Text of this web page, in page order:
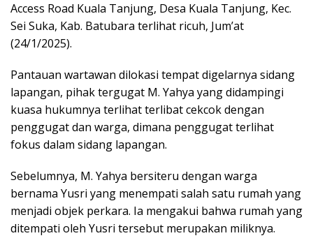
Access Road Kuala Tanjung, Desa Kuala Tanjung, Kec.
Sei Suka, Kab. Batubara terlihat ricuh, Jum’at
(24/1/2025).
Pantauan wartawan dilokasi tempat digelarnya sidang
lapangan, pihak tergugat M. Yahya yang didampingi
kuasa hukumnya terlihat terlibat cekcok dengan
penggugat dan warga, dimana penggugat terlihat
fokus dalam sidang lapangan.
Sebelumnya, M. Yahya bersiteru dengan warga
bernama Yusri yang menempati salah satu rumah yang
menjadi objek perkara. Ia mengakui bahwa rumah yang
ditempati oleh Yusri tersebut merupakan miliknya.